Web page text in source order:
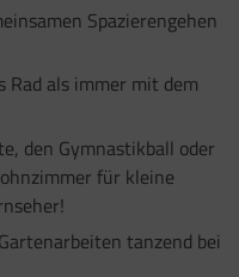
Spazierengehen
Rad als immer mit dem
den Gymnastikball oder
für kleine
tanzend bei